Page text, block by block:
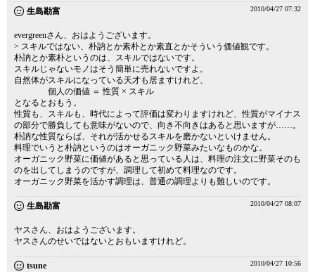
生島勘富 2010/04/27 07:32
evergreenさん、おはようございます。
> スキルではない、朴訥とか素朴とか素直とかそういう価値観です。
朴訥とか素朴というのは、スキルではないです。
スキルじゃないモノはそう簡単に売れないですよ。
自然体がスキルになっている天才も居ますけれど、
個人の価値 ＝ 性質 × スキル
となるとおもう。
性質も、スキルも、時代によって評価は変わりますけれど、性質がマイナス
の部分で勝負しても意味がないので、向き不向きはあると思いますが……。
朴訥な性質ならば、それが活かせるスキルを磨かないといけません。
料理でいうと朴訥というのはオーガニック野菜みたいなものかな。
オーガニック野菜に価値があると思っている人は、料理の注文に野菜そのも
のを出してしまうのですが、調理して初めて料理なのです。
オーガニック野菜を活かす調理は、普通の調理よりも難しいのです。
生島勘富 2010/04/27 08:07
ヤスさん、おはようございます。
ヤスさんのせいではないとおもいますけれど。
tsune 2010/04/27 10:56